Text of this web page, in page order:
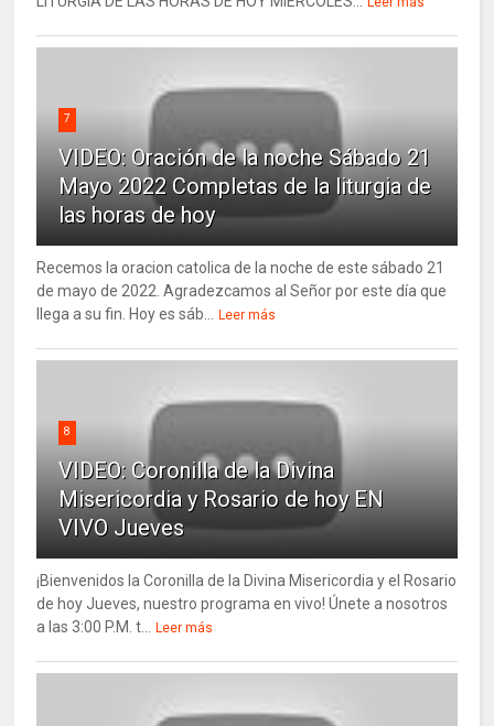
7
VIDEO: Oración de la noche Sábado 21
Mayo 2022 Completas de la liturgia de
las horas de hoy
Recemos la oracion catolica de la noche de este sábado 21
de mayo de 2022. Agradezcamos al Señor por este día que
llega a su fin. Hoy es sáb... Leer más
8
VIDEO: Coronilla de la Divina
Misericordia y Rosario de hoy EN
VIVO Jueves
¡Bienvenidos la Coronilla de la Divina Misericordia y el Rosario
de hoy Jueves, nuestro programa en vivo! Únete a nosotros
a las 3:00 P.M. t... Leer más